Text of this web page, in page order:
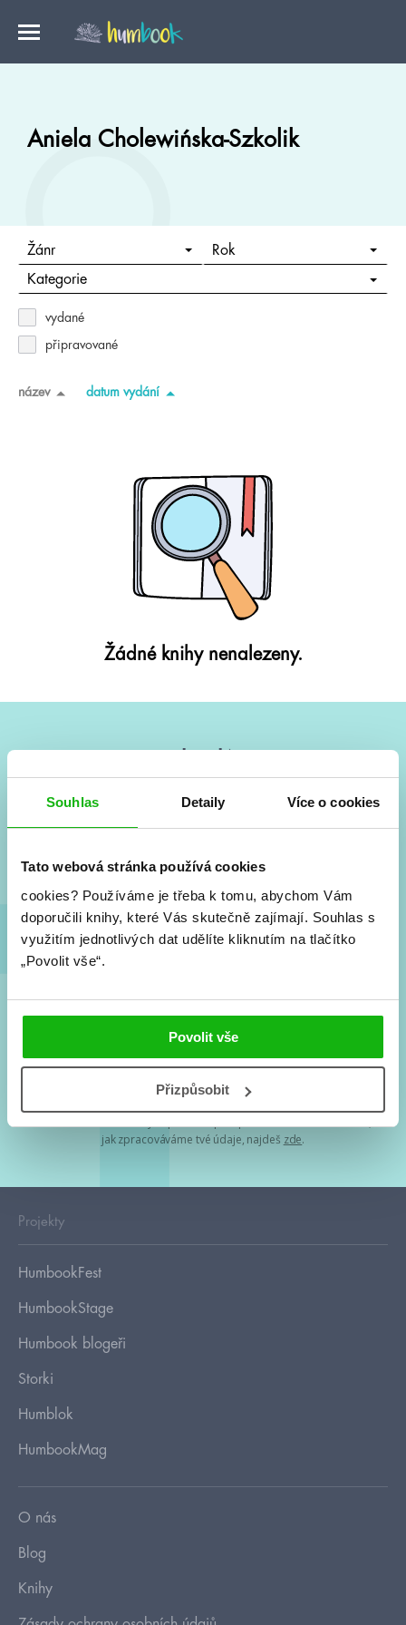
Souhlas Detaily Více o cookies
Tato webová stránka používá cookies
cookies? Používáme je třeba k tomu, abychom Vám
doporučili knihy, které Vás skutečně zajímají. Souhlas s
využitím jednotlivých dat udělíte kliknutím na tlačítko
„Povolit vše“.
Povolit vše
Přizpůsobit
Aniela Cholewińska-Szkolik
Žánr Rok
Kategorie
vydané
připravované
název datum vydání
Žádné knihy nenalezeny.
Vše kolem #youngadult každý měsíc rovnou do mailu!
a seriálové adaptace a další.
Souhlasím spodmínkami zpracování osobních údajů
Tvá e-mailová adresa je u nás v bezpečí. Přečti si
jak zpracováváme tvé údaje, najdeš zde.
Projekty
HumbookFest
HumbookStage
Humbook blogeři
Storki
Humblok
HumbookMag
O nás
Blog
Knihy